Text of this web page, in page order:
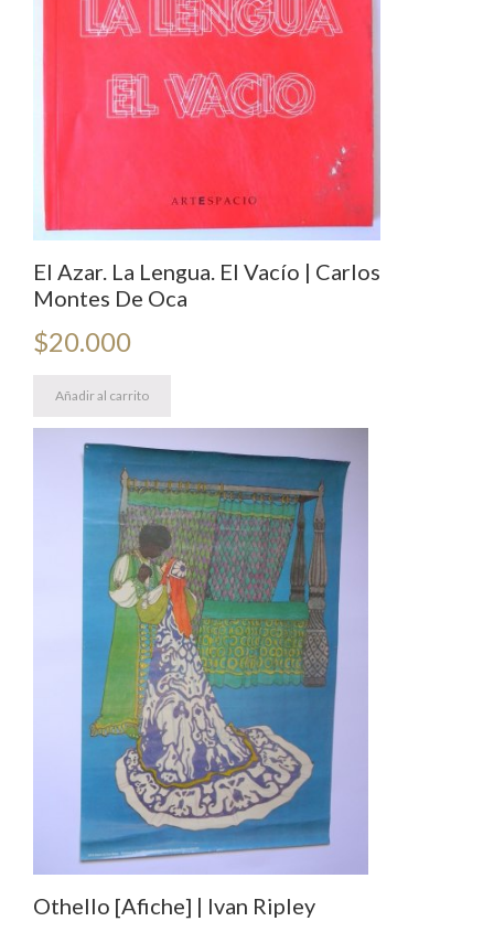
El Azar. La Lengua. El Vacío | Carlos
Montes De Oca
$20.000
Añadir al carrito
Othello [Afiche] | Ivan Ripley